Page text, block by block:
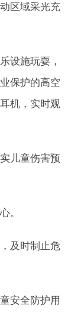
区域采光充
设施玩耍，
保护的高空
机，实时观
儿童伤害预
。
及时制止危
安全防护用